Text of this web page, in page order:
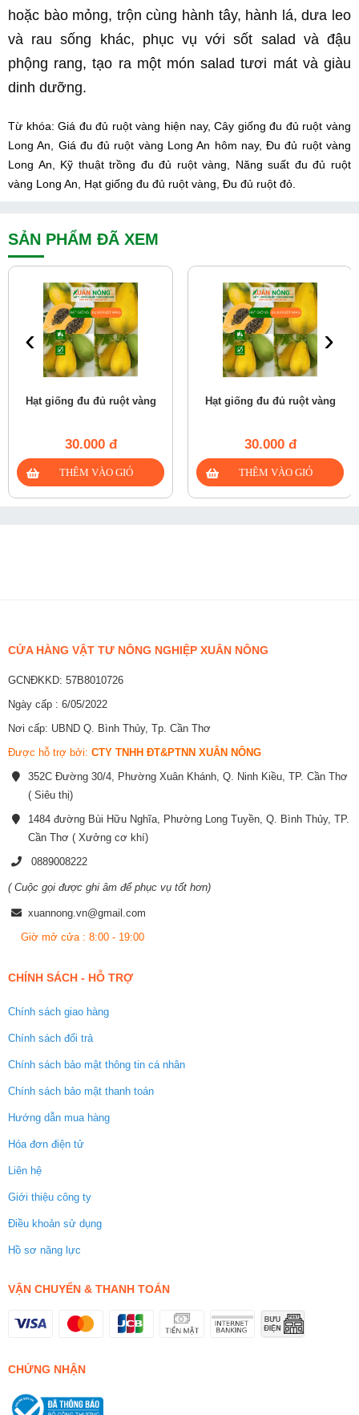
hoặc bào mỏng, trộn cùng hành tây, hành lá, dưa leo
và rau sống khác, phục vụ với sốt salad và đậu
phộng rang, tạo ra một món salad tươi mát và giàu
dinh dưỡng.
Từ khóa: Giá đu đủ ruột vàng hiện nay, Cây giống đu đủ ruột vàng
Long An, Giá đu đủ ruột vàng Long An hôm nay, Đu đủ ruột vàng
Long An, Kỹ thuật trồng đu đủ ruột vàng, Năng suất đu đủ ruột
vàng Long An, Hạt giống đu đủ ruột vàng, Đu đủ ruột đỏ.
SẢN PHẨM ĐÃ XEM
Hạt giống đu đủ ruột vàng
30.000 đ
Hạt giống đu đủ ruột vàng
30.000 đ
‹ ›
CỬA HÀNG VẬT TƯ NÔNG NGHIỆP XUÂN NÔNG
GCNĐKKD: 57B8010726
Ngày cấp : 6/05/2022
Nơi cấp: UBND Q. Bình Thủy, Tp. Cần Thơ
Được hỗ trợ bởi: CTY TNHH ĐT&PTNN XUÂN NÔNG
352C Đường 30/4, Phường Xuân Khánh, Q. Ninh Kiều, TP. Cần Thơ
( Siêu thị)
1484 đường Bùi Hữu Nghĩa, Phường Long Tuyền, Q. Bình Thủy, TP.
Cần Thơ ( Xưởng cơ khí)
0889008222
( Cuộc gọi được ghi âm để phục vụ tốt hơn)
xuannong.vn@gmail.com
Giờ mở cửa : 8:00 - 19:00
CHÍNH SÁCH - HỖ TRỢ
Chính sách giao hàng
Chính sách đổi trả
Chính sách bảo mật thông tin cá nhân
Chính sách bảo mật thanh toán
Hướng dẫn mua hàng
Hóa đơn điện tử
Liên hệ
Giới thiệu công ty
Điều khoản sử dụng
Hồ sơ năng lực
VẬN CHUYỂN & THANH TOÁN
CHỨNG NHẬN